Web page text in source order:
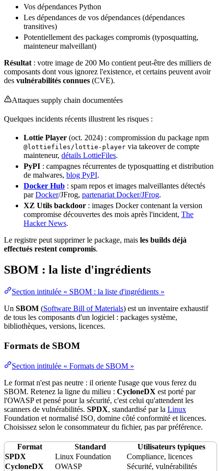
Vos dépendances Python
Les dépendances de vos dépendances (dépendances
transitives)
Potentiellement des packages compromis (typosquatting,
mainteneur malveillant)
Résultat : votre image de 200 Mo contient peut-être des milliers de
composants dont vous ignorez l'existence, et certains peuvent avoir
des vulnérabilités connues (CVE).
Attaques supply chain documentées
Quelques incidents récents illustrent les risques :
Lottie Player (oct. 2024) : compromission du package npm
@lottiefiles/lottie-player via takeover de compte
mainteneur, détails LottieFiles.
PyPI : campagnes récurrentes de typosquatting et distribution
de malwares, blog PyPI.
Docker Hub : spam repos et images malveillantes détectés
parDocker/JFrog, partenariat Docker/JFrog.
XZ Utils backdoor : images Dockercontenant la version
compromise découvertes des mois après l'incident, The
Hacker News.
Le registre peut supprimer le package, mais les builds déjà
effectués restent compromis.
SBOM : la liste d'ingrédients
Section intitulée « SBOM : la liste d'ingrédients »
Un SBOM (Software Bill of Materials) est un inventaire exhaustif
de tous les composants d'un logiciel : packages système,
bibliothèques, versions, licences.
Formats de SBOM
Section intitulée « Formats de SBOM »
Le format n'est pas neutre : il oriente l'usage que vous ferez du
SBOM. Retenez la ligne du milieu : CycloneDX est porté par
l'OWASPet pensé pour la sécurité, c'est celui qu'attendent les
scanners de vulnérabilités. SPDX, standardisé par la Linux
Foundation et normalisé ISO, domine côté conformité et licences.
Choisissez selon le consommateur du fichier, pas par préférence.
Format Standard
Utilisateurs typiques
SPDX
Linux Foundation Compliance, licences
CycloneDX
OWASP
Sécurité, vulnérabilités